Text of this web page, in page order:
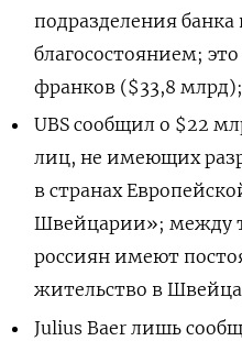
подразделения
благосостоянием;
франков ($33,8 млрд);
UBS сообщил о $22
лиц, не имеющих
в странах
Швейцарии»; между
россиян имеют
жительство в
Julius Baer лишь